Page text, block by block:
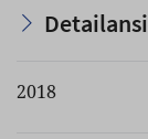
2018